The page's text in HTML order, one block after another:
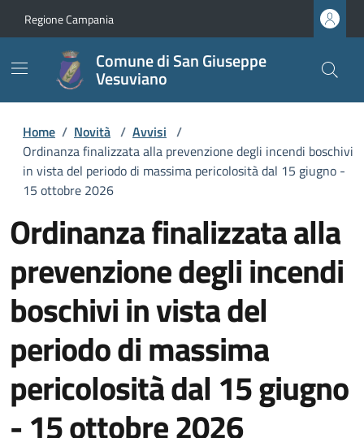
Regione Campania
Comune di San Giuseppe
Vesuviano
Home / Novità / Avvisi /
Ordinanza finalizzata alla prevenzione degli incendi boschivi
in vista del periodo di massima pericolosità dal 15 giugno -
15 ottobre 2026
Ordinanza finalizzata alla
prevenzione degli incendi
boschivi in vista del
periodo di massima
pericolosità dal 15 giugno
- 15 ottobre 2026